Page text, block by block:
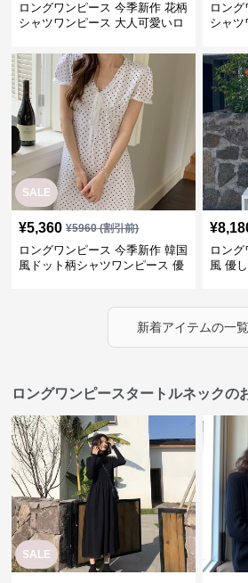
ロングワンピース 今季新作 花柄
シャツワンピース 大人可愛いロ
ロン
シャツ
SALE
¥5,360 ¥5960(割引前)
ロングワンピース 今季新作 韓国
風ドット柄シャツワンピース 優
¥
ロン
風 優
新着アイテムの一
ロングワンピースタートルネックの
SALE